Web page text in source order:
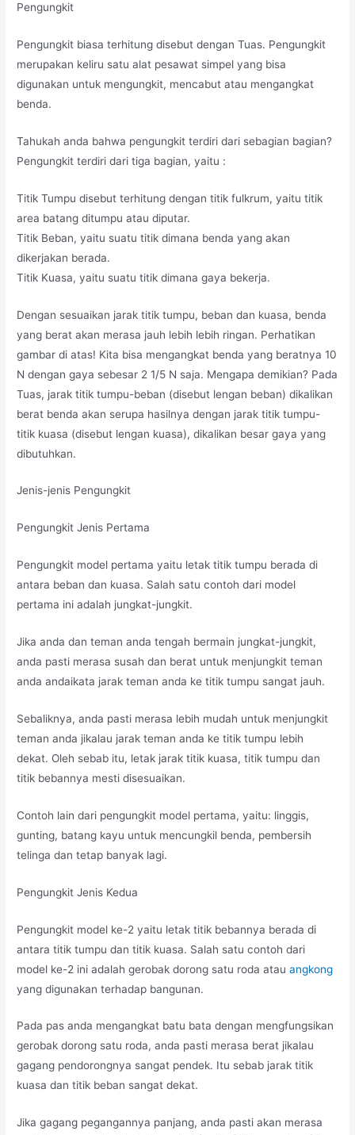
Pengungkit
Pengungkit biasa terhitung disebut dengan Tuas. Pengungkit
merupakan keliru satu alat pesawat simpel yang bisa
digunakan untuk mengungkit, mencabut atau mengangkat
benda.
Tahukah anda bahwa pengungkit terdiri dari sebagian bagian?
Pengungkit terdiri dari tiga bagian, yaitu :
Titik Tumpu disebut terhitung dengan titik fulkrum, yaitu titik
area batang ditumpu atau diputar.
Titik Beban, yaitu suatu titik dimana benda yang akan
dikerjakan berada.
Titik Kuasa, yaitu suatu titik dimana gaya bekerja.
Dengan sesuaikan jarak titik tumpu, beban dan kuasa, benda
yang berat akan merasa jauh lebih lebih ringan. Perhatikan
gambar di atas! Kita bisa mengangkat benda yang beratnya 10
N dengan gaya sebesar 2 1/5 N saja. Mengapa demikian? Pada
Tuas, jarak titik tumpu-beban (disebut lengan beban) dikalikan
berat benda akan serupa hasilnya dengan jarak titik tumpu-
titik kuasa (disebut lengan kuasa), dikalikan besar gaya yang
dibutuhkan.
Jenis-jenis Pengungkit
Pengungkit Jenis Pertama
Pengungkit model pertama yaitu letak titik tumpu berada di
antara beban dan kuasa. Salah satu contoh dari model
pertama ini adalah jungkat-jungkit.
Jika anda dan teman anda tengah bermain jungkat-jungkit,
anda pasti merasa susah dan berat untuk menjungkit teman
anda andaikata jarak teman anda ke titik tumpu sangat jauh.
Sebaliknya, anda pasti merasa lebih mudah untuk menjungkit
teman anda jikalau jarak teman anda ke titik tumpu lebih
dekat. Oleh sebab itu, letak jarak titik kuasa, titik tumpu dan
titik bebannya mesti disesuaikan.
Contoh lain dari pengungkit model pertama, yaitu: linggis,
gunting, batang kayu untuk mencungkil benda, pembersih
telinga dan tetap banyak lagi.
Pengungkit Jenis Kedua
Pengungkit model ke-2 yaitu letak titik bebannya berada di
antara titik tumpu dan titik kuasa. Salah satu contoh dari
model ke-2 ini adalah gerobak dorong satu roda atauangkong
yang digunakan terhadap bangunan.
Pada pas anda mengangkat batu bata dengan mengfungsikan
gerobak dorong satu roda, anda pasti merasa berat jikalau
gagang pendorongnya sangat pendek. Itu sebab jarak titik
kuasa dan titik beban sangat dekat.
Jika gagang pegangannya panjang, anda pasti akan merasa